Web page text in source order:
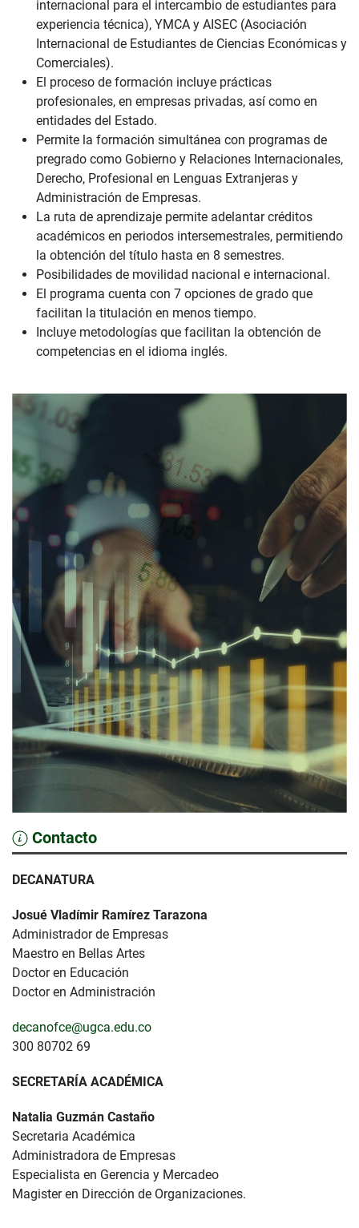
internacional para el intercambio de estudiantes para
experiencia técnica), YMCA y AISEC (Asociación
Internacional de Estudiantes de Ciencias Económicas y
Comerciales).
El proceso de formación incluye prácticas
profesionales, en empresas privadas, así como en
entidades del Estado.
Permite la formación simultánea con programas de
pregrado como Gobierno y Relaciones Internacionales,
Derecho, Profesional en Lenguas Extranjeras y
Administración de Empresas.
La ruta de aprendizaje permite adelantar créditos
académicos en periodos intersemestrales, permitiendo
la obtención del título hasta en 8 semestres.
Posibilidades de movilidad nacional e internacional.
El programa cuenta con 7 opciones de grado que
facilitan la titulación en menos tiempo.
Incluye metodologías que facilitan la obtención de
competencias en el idioma inglés.
Contacto
DECANATURA
Josué Vladímir Ramírez Tarazona
Administrador de Empresas
Maestro en Bellas Artes
Doctor en Educación
Doctor en Administración
decanofce@ugca.edu.co
300 80702 69
SECRETARÍA ACADÉMICA
Natalia Guzmán Castaño
Secretaria Académica
Administradora de Empresas
Especialista en Gerencia y Mercadeo
Magister en Dirección de Organizaciones.